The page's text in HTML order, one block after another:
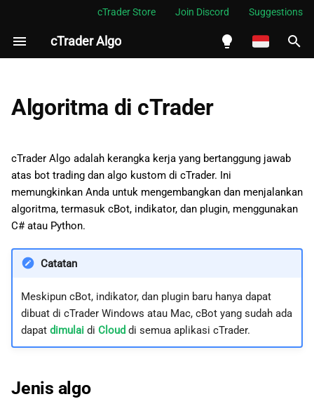
cTrader Store Join Discord Suggestions
cTrader Algo
Melayu
Tiếng Việt
中文
日本語
M
m
r
s
i
a
n
Algoritma di cTrader
cTrader Algo adalah kerangka kerja yang bertanggung jawab
atas bot trading dan algo kustom di cTrader. Ini
memungkinkan Anda untuk mengembangkan dan menjalankan
algoritma, termasuk cBot, indikator, dan plugin, menggunakan
C# atau Python.
Catatan
Meskipun cBot, indikator, dan plugin baru hanya dapat
dibuat di cTrader Windows atau Mac, cBot yang sudah ada
dapat dimulaidi Cloud di semua aplikasi cTrader.
Jenis algo